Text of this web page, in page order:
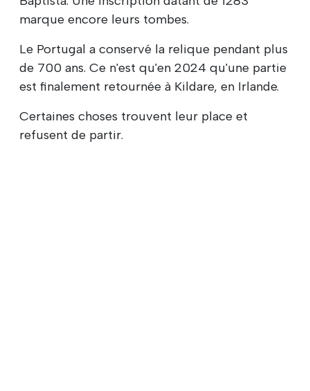
marque encore leurs tombes.
Le Portugal a conservé la relique pendant plus
de 700 ans. Ce n'est qu'en 2024 qu'une partie
est finalement retournée à Kildare, en Irlande.
Certaines choses trouvent leur place et
refusent de partir.